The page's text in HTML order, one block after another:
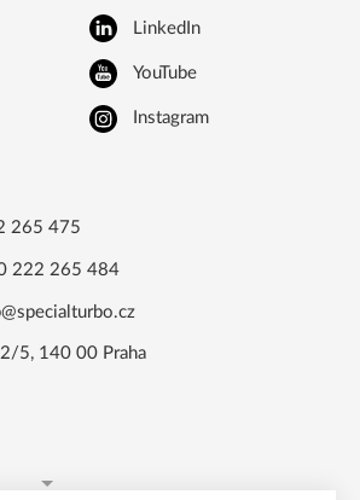
LinkedIn
YouTube
Instagram
265 475
222 265 484
5, 140 00 Praha